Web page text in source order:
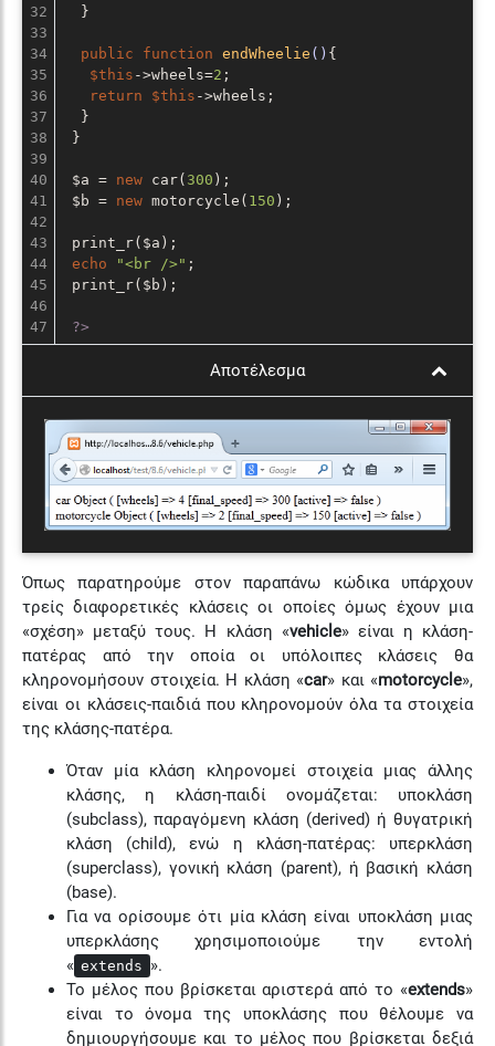
32
33
34
35
36
37
38
39
40
41
42
43
44
45
46
  }
public function endWheelie () {
$this ->wheels=2 ;
return
$this ->wheels;
  }
}
$a = new car( 300 );
$b = new motorcycle( 150 );
print_r($a);
echo
"<br />" ;
print_r($b);
?>
Αποτέλεσμα
Όπως παρατηρούμε στον παραπάνω κώδικα υπάρχουν
τρείς διαφορετικές κλάσεις οι οποίες όμως έχουν μια
«σχέση» μεταξύ τους. Η κλάση «vehicle» είναι η κλάση-
πατέρας από την οποία οι υπόλοιπες κλάσεις θα
κληρονομήσουν στοιχεία. Η κλάση «car» και «motorcycle»,
είναι οι κλάσεις-παιδιά που κληρονομούν όλα τα στοιχεία
της κλάσης-πατέρα.
Όταν μία κλάση κληρονομεί στοιχεία μιας άλλης
κλάσης, η κλάση-παιδί ονομάζεται: υποκλάση
(subclass), παραγόμενη κλάση (derived) ή θυγατρική
κλάση (child), ενώ η κλάση-πατέρας: υπερκλάση
(superclass), γονική κλάση (parent), ή βασική κλάση
(base).
Για να ορίσουμε ότι μία κλάση είναι υποκλάση μιας
υπερκλάσης χρησιμοποιούμε την εντολή
« extends ».
Το μέλος που βρίσκεται αριστερά από το «extends»
είναι το όνομα της υποκλάσης που θέλουμε να
δημιουργήσουμε και το μέλος που βρίσκεται δεξιά